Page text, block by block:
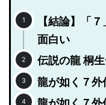
【結論】「
面白い
伝説の龍 桐
龍が如く７外